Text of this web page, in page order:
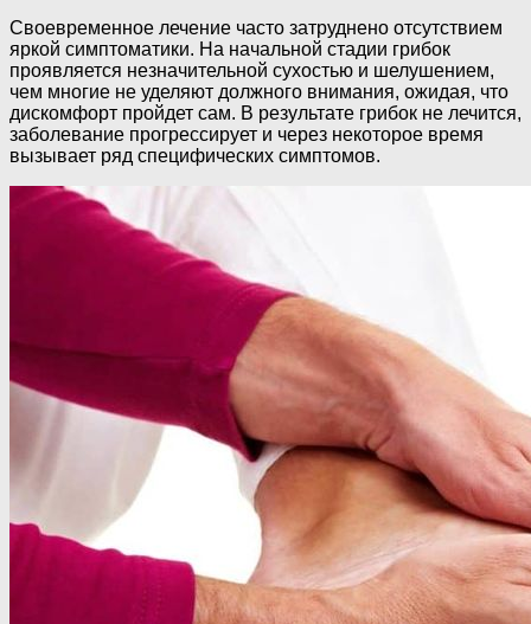
Своевременное лечение часто затруднено отсутствием
яркой симптоматики. На начальной стадии грибок
проявляется незначительной сухостью и шелушением,
чем многие не уделяют должного внимания, ожидая, что
дискомфорт пройдет сам. В результате грибок не лечится,
заболевание прогрессирует и через некоторое время
вызывает ряд специфических симптомов.